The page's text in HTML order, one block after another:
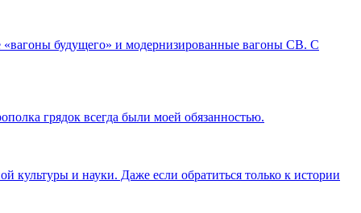
будущего» и модернизированные вагоны СВ. С
грядок всегда были моей обязанностью.
культуры и науки. Даже если обратиться только к истории